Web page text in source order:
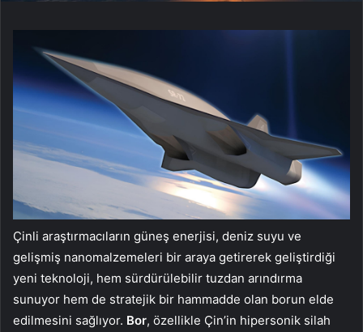
Çinli araştırmacıların güneş enerjisi, deniz suyu ve
gelişmiş nanomalzemeleri bir araya getirerek geliştirdiği
yeni teknoloji, hem sürdürülebilir tuzdan arındırma
sunuyor hem de stratejik bir hammadde olan borun elde
edilmesini sağlıyor. Bor, özellikle Çin’in hipersonik silah